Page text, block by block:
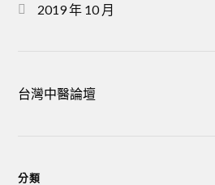
2019 年 10 月
台灣中醫論壇
分類